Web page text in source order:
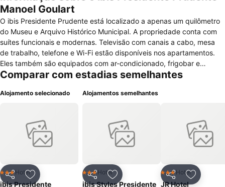
Manoel Goulart
O ibis Presidente Prudente está localizado a apenas um quilômetro
do Museu e Arquivo Histórico Municipal. A propriedade conta com
suítes funcionais e modernas. Televisão com canais a cabo, mesa
de trabalho, telefone e Wi-Fi estão disponíveis nos apartamentos.
Eles também são equipados com ar-condicionado, frigobar e
chaleira para chá e café. O banheiro inclui um secador de cabelos.
reduzida. Os animais de estimação podem ficar na propriedade,
ser pago à parte, e o hotel ainda conta com um bar. Para o almoço e
o jantar, os restaurantes Andréia e Pizzariaxpress Parque do Povo
ficam a menos de 200 metros. Enquanto o trajeto de carro até a
Centro Cultural Matarazzo são dez.
Comparar com estadias semelhantes
Alojamento selecionado
PartilharAdicionar aos favoritos
3 Estrelas
Hotel
ibis Presidente
Alojamentos semelhantes
PartilharAdicionar aos favoritos
3 Estrelas
Hotel
ibis Styles Presidente
Partilhar
3 Estrelas
Hotel
JR Hotel